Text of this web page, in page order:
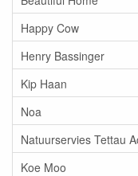
Happy Cow
Henry Bassinger
Kip Haan
Noa
Natuurservies Tettau
Koe Moo